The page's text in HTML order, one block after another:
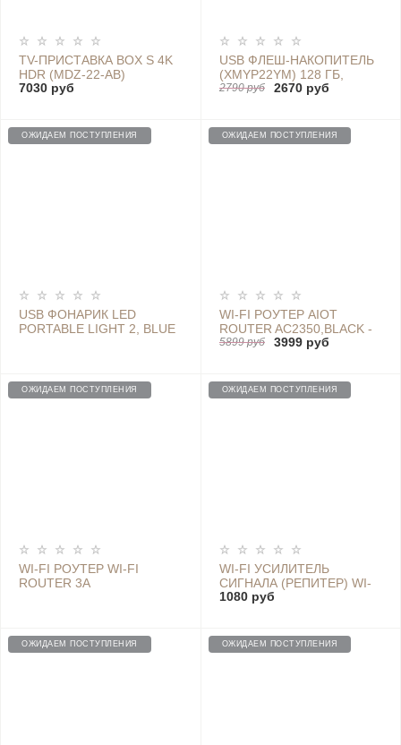
TV-ПРИСТАВКА BOX S 4K
HDR (MDZ-22-AB)
7030 руб
USB ФЛЕШ-НАКОПИТЕЛЬ
(XMYP22YM) 128 ГБ,
ИНТЕРФЕЙСЫ USB И
2790 руб 2670 руб
ОЖИДАЕМ ПОСТУПЛЕНИЯ
USB ФОНАРИК LED
PORTABLE LIGHT 2, BLUE
ОЖИДАЕМ ПОСТУПЛЕНИЯ
WI-FI РОУТЕР AIOT
ROUTER AC2350,BLACK -
DVB4248GL
5899 руб 3999 руб
ОЖИДАЕМ ПОСТУПЛЕНИЯ
WI-FI РОУТЕР WI-FI
ROUTER 3A
ОЖИДАЕМ ПОСТУПЛЕНИЯ
WI-FI УСИЛИТЕЛЬ
СИГНАЛА (РЕПИТЕР) WI-
FI AMPLIFIER PRO,
1080 руб
ОЖИДАЕМ ПОСТУПЛЕНИЯ ОЖИДАЕМ ПОСТУПЛЕНИЯ